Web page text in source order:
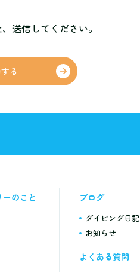
送信してください。
る
のこと ブログ
ダイビング日記
お知らせ
よくある質問